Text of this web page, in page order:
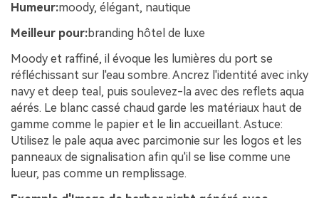
Humeur:moody, élégant, nautique
Meilleur pour:branding hôtel de luxe
Moody et raffiné, il évoque les lumières du port se
réfléchissant sur l'eau sombre. Ancrez l'identité avec inky
navy et deep teal, puis soulevez-la avec des reflets aqua
aérés. Le blanc cassé chaud garde les matériaux haut de
gamme comme le papier et le lin accueillant. Astuce:
Utilisez le pale aqua avec parcimonie sur les logos et les
panneaux de signalisation afin qu'il se lise comme une
lueur, pas comme un remplissage.